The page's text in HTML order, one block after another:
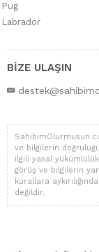
Pug
Labrador
BİZE ULAŞIN
ve bilgilerin
ilgili yasal
görüş ve bilgilerin
kurallara
değildir.